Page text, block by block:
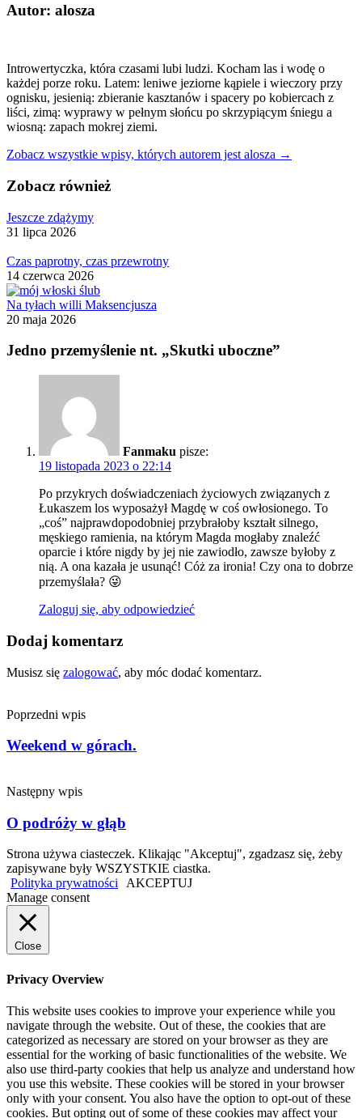
Autor: alosza
Introwertyczka, która czasami lubi ludzi. Kocham las i wodę o
każdej porze roku. Latem: leniwe jeziorne kąpiele i wieczory przy
ognisku, jesienią: zbieranie kasztanów i spacery po kobiercach z
liści, zimą: wyprawy w pełnym słońcu po skrzypiącym śniegu a
wiosną: zapach mokrej ziemi.
Zobacz wszystkie wpisy, których autorem jest alosza →
Zobacz również
Jeszcze zdążymy
31 lipca 2026
Czas paprotny, czas przewrotny
14 czerwca 2026
Na tyłach willi Maksencjusza
20 maja 2026
Jedno przemyślenie nt. „Skutki uboczne”
Fanmaku pisze:
19 listopada 2023 o 22:14
Po przykrych doświadczeniach życiowych związanych z
Łukaszem los wyposażył Magdę w coś owłosionego. To
„coś” najprawdopodobniej przybrałoby kształt silnego,
męskiego ramienia, na którym Magda mogłaby znaleźć
oparcie i które nigdy by jej nie zawiodło, zawsze byłoby z
nią. A ona kazała je usunąć! Cóż za ironia! Czy ona to dobrze
przemyślała? 😜
Zaloguj się, aby odpowiedzieć
Dodaj komentarz
Musisz się zalogować, aby móc dodać komentarz.
Poprzedni wpis
Weekend w górach.
Następny wpis
O podróży w głąb
Strona używa ciasteczek. Klikając "Akceptuj", zgadzasz się, żeby
zapisywane były WSZYSTKIE ciastka.
Polityka prywatności AKCEPTUJ
Manage consent
Close
Privacy Overview
This website uses cookies to improve your experience while you
navigate through the website. Out of these, the cookies that are
categorized as necessary are stored on your browser as they are
essential for the working of basic functionalities of the website. We
also use third-party cookies that help us analyze and understand how
you use this website. These cookies will be stored in your browser
only with your consent. You also have the option to opt-out of these
cookies. But opting out of some of these cookies may affect your